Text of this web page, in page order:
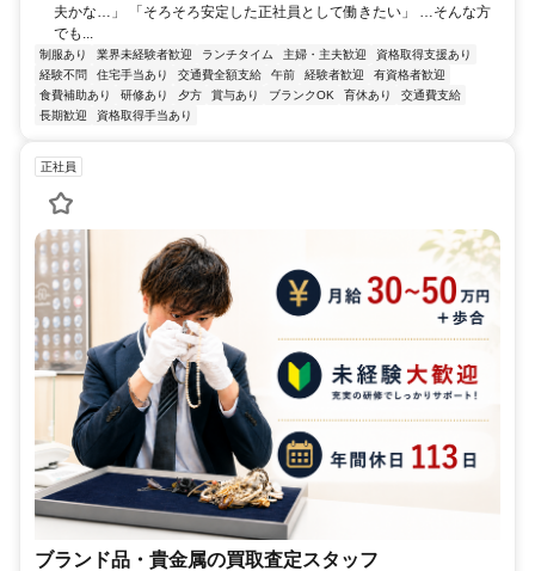
夫かな…」 「そろそろ安定した正社員として働きたい」 …そんな方
でも...
制服あり 業界未経験者歓迎 ランチタイム 主婦・主夫歓迎
資格取得支援あり
経験不問
住宅手当あり 交通費全額支給 午前 経験者歓迎
有資格者歓迎
食費補助あり
研修あり 夕方 賞与あり ブランクOK 育休あり
交通費支給
長期歓迎
資格取得手当あり
正社員
ブランド品・貴金属の買取査定スタッフ